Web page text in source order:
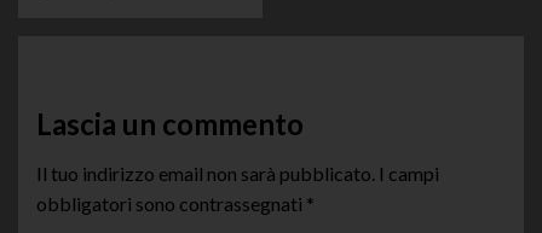
Lascia un commento
Il tuo indirizzo email non sarà pubblicato. I campi
obbligatori sono contrassegnati *